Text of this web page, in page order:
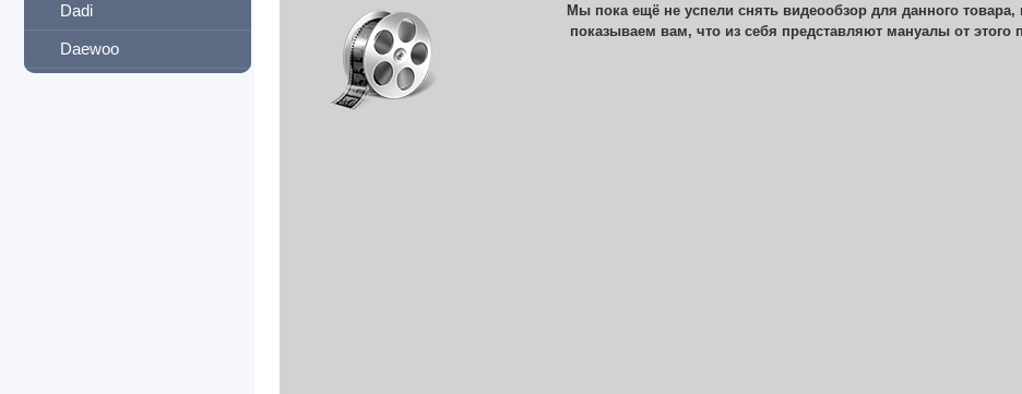
Dadi
Daewoo
Мы пока ещё не успели снять видеообзор для данного товара,
показываем вам, что из себя представляют мануалы от этого